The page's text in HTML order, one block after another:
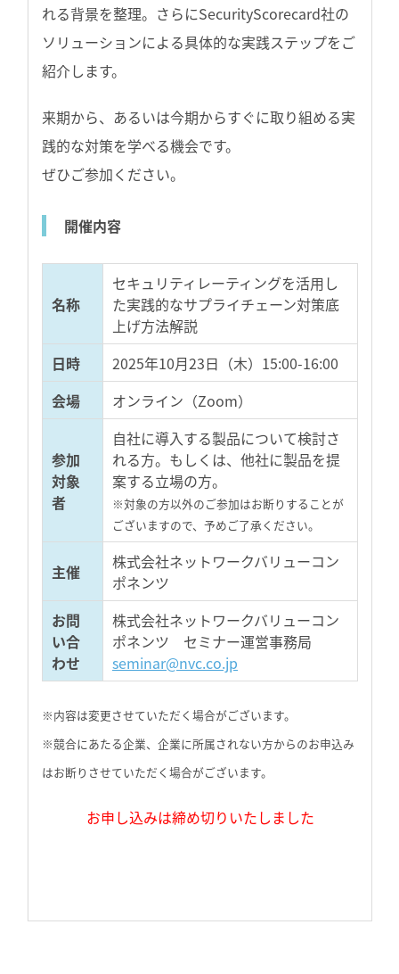
れる背景を整理。さらにSecurityScorecard社の
ソリューションによる具体的な実践ステップをご
紹介します。
来期から、あるいは今期からすぐに取り組める実
践的な対策を学べる機会です。
ぜひご参加ください。
開催内容
名称
セキュリティレーティングを活用し
た実践的なサプライチェーン対策底
上げ方法解説
日時
2025年10月23日（木）15:00-16:00
会場
オンライン（Zoom）
参加
対象
者
自社に導入する製品について検討さ
れる方。もしくは、他社に製品を提
案する立場の方。
※対象の方以外のご参加はお断りすることが
ございますので、予めご了承ください。
主催
株式会社ネットワークバリューコン
ポネンツ
お問
い合
わせ
株式会社ネットワークバリューコン
ポネンツ セミナー運営事務局
seminar@nvc.co.jp
※内容は変更させていただく場合がございます。
※競合にあたる企業、企業に所属されない方からのお申込み
はお断りさせていただく場合がございます。
お申し込みは締め切りいたしました